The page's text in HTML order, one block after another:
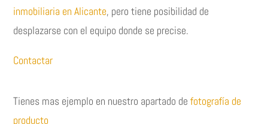
inmobiliaria en Alicante, pero tiene posibilidad de
desplazarse con el equipo donde se precise.
Contactar
Tienes mas ejemplo en nuestro apartado defotografía de
producto